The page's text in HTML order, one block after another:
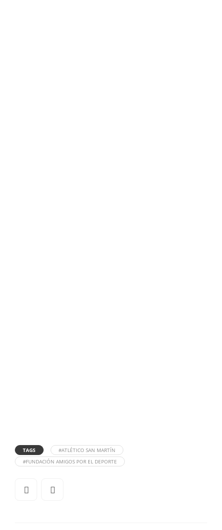
TAGS
#ATLÉTICO SAN MARTÍN
#FUNDACIÓN AMIGOS POR EL DEPORTE